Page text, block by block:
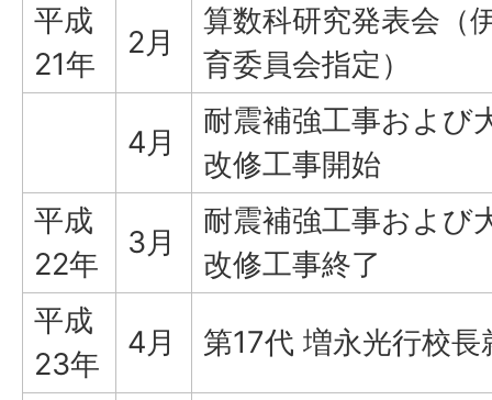
平成
21年
2月
算数科研究発表会（
育委員会指定）
4月
耐震補強工事および
改修工事開始
平成
22年
3月
耐震補強工事および
改修工事終了
平成
23年
4月 第17代 増永光行校長